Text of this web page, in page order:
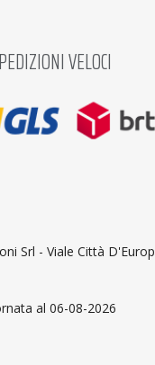
VELOCI
Srl - Viale Città
al 06-08-2026